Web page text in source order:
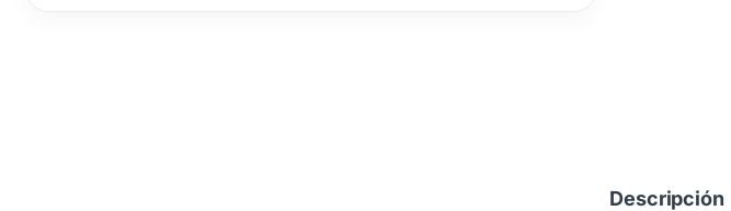
Descripción